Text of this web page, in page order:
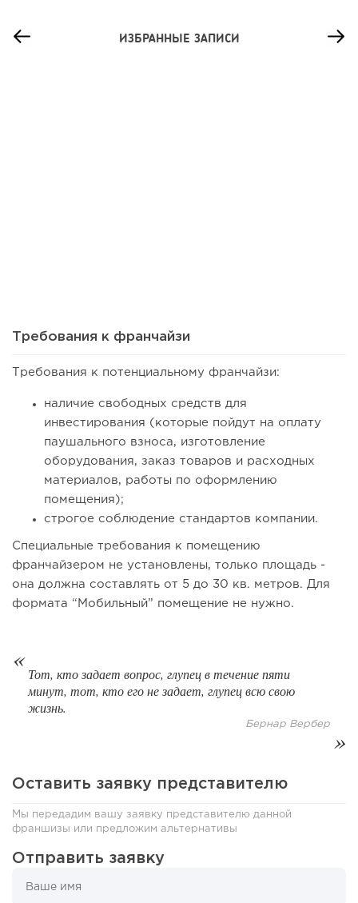
ИЗБРАННЫЕ ЗАПИСИ
50 0
модели производства...
46
От стартапа за 30 тысяч рублей до бизнеса стоимостью
миллиарды:...
Требования к франчайзи
Требования к потенциальному франчайзи:
наличие свободных средств для
инвестирования (которые пойдут на оплату
паушального взноса, изготовление
оборудования, заказ товаров и расходных
материалов, работы по оформлению
помещения);
строгое соблюдение стандартов компании.
Специальные требования к помещению
франчайзером не установлены, только площадь -
она должна составлять от 5 до 30 кв. метров. Для
формата “Мобильный” помещение не нужно.
Тот, кто задает вопрос, глупец в течение пяти
минут, тот, кто его не задает, глупец всю свою
жизнь.
Бернар Вербер
Оставить заявку представителю
Мы передадим вашу заявку представителю данной
франшизы или предложим альтернативы
Отправить заявку